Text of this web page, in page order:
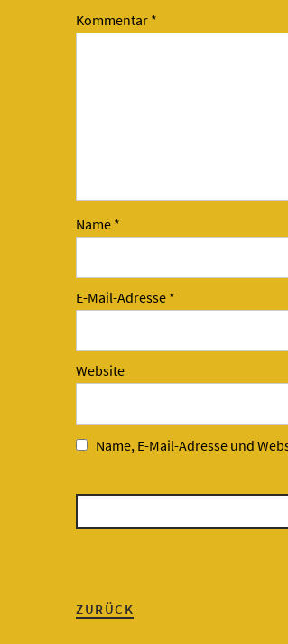
Kommentar *
Name *
E-Mail-Adresse *
Website
Name, E-Mail-Adresse und
ZURÜCK